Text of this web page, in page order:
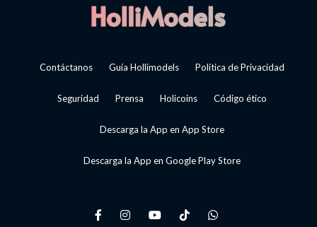
Contáctanos Guía Hollimodels Política de Privacidad
Seguridad Prensa Holicoins Código ético
Descarga la App en App Store
Descarga la App en Google Play Store